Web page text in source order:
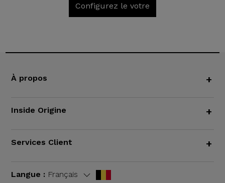
Configurez le votre
À propos +
Inside Origine +
Services Client +
Langue : Français